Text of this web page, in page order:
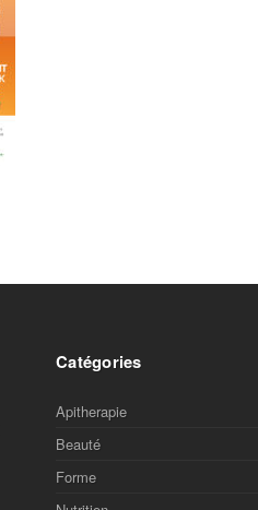
Catégories
Apitherapie
Beauté
Forme